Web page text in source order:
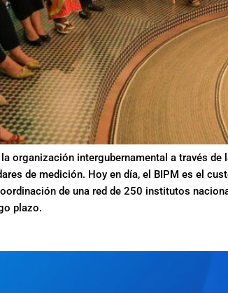
organización intergubernamental a través
de medición. Hoy en día, el BIPM es el
de una red de 250 institutos
plazo.